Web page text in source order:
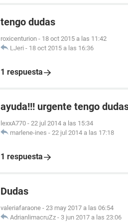
tengo dudas
roxicenturion - 18 oct 2015 a las 11:42
LJeri - 18 oct 2015 a las 16:36
1 respuesta
ayuda!!! urgente tengo
lexxA770 - 22 jul 2014 a las 15:34
marlene-ines - 22 jul 2014 a las 17:18
1 respuesta
Dudas
valeriafaraone - 23 may 2017 a las 06:54
AdrianlimacruZz - 3 jun 2017 a las 23:06